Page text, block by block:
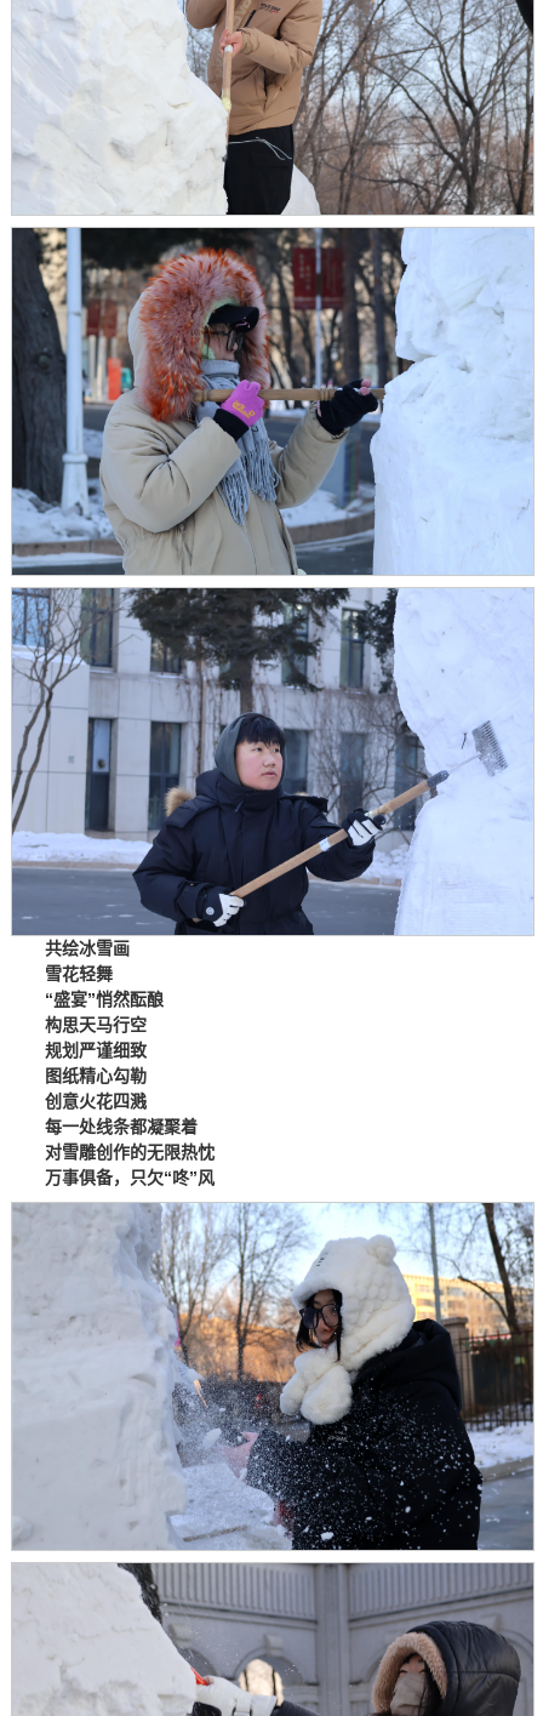
共绘冰雪画
雪花轻舞
“盛宴”悄然酝酿
构思天马行空
规划严谨细致
图纸精心勾勒
创意火花四溅
每一处线条都凝聚着
对雪雕创作的无限热忱
万事俱备，只欠“咚”风